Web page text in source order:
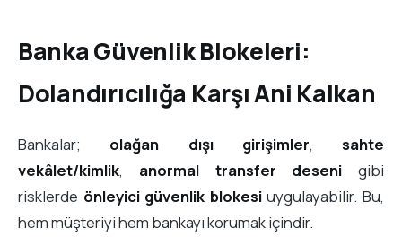
Banka Güvenlik Blokeleri:
Dolandırıcılığa Karşı Ani Kalkan
Bankalar; olağan dışı girişimler, sahte
vekâlet/kimlik, anormal transfer deseni gibi
risklerde önleyici güvenlik blokesiuygulayabilir. Bu,
hem müşteriyi hem bankayı korumak içindir.